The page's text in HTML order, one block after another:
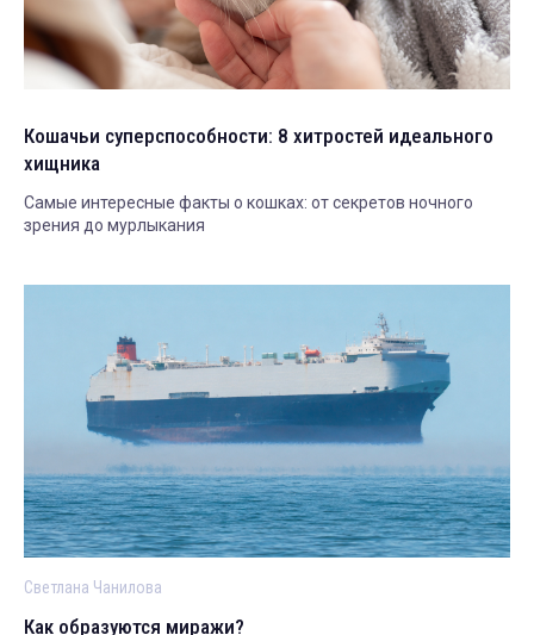
Кошачьи суперспособности: 8 хитростей идеального
хищника
Самые интересные факты о кошках: от секретов ночного
зрения до мурлыкания
Светлана Чанилова
Как образуются миражи?